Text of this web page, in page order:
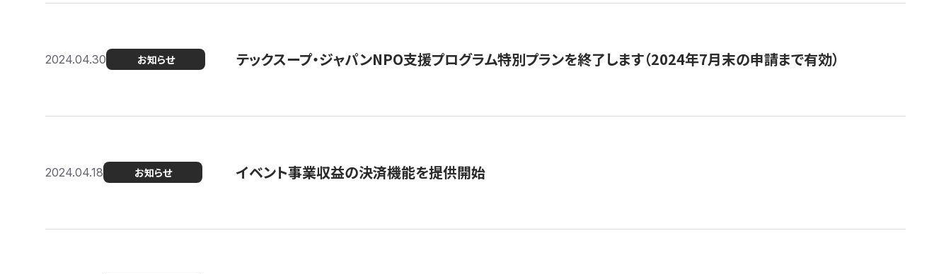
2024.04.30 お知らせ テックスープ・ジャパンNPO支援プログラム特別プランを終了します（2024年7月末の申請まで有効）
2024.04.18 お知らせ イベント事業収益の決済機能を提供開始